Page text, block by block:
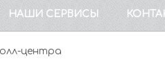
НАШИ СЕРВИСЫ
центра